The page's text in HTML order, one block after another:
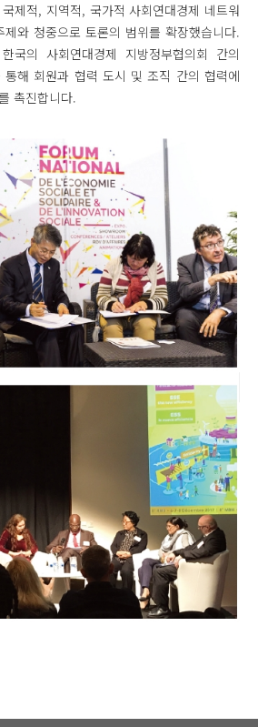
제적, 지역적, 국가적 사회연대경제 네트워
와 청중으로 토론의 범위를 확장했습니다.
국의 사회연대경제 지방정부협의회 간의
통해 회원과 협력 도시 및 조직 간의 협력에
촉진합니다.